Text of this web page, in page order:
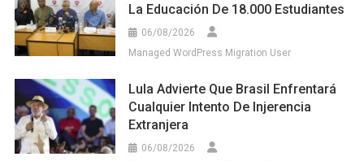
La Educación De 18.000 Estudiantes
06/08/2026
Managed WordPress Migration User
Lula Advierte Que Brasil Enfrentará
Cualquier Intento De Injerencia
Extranjera
06/08/2026